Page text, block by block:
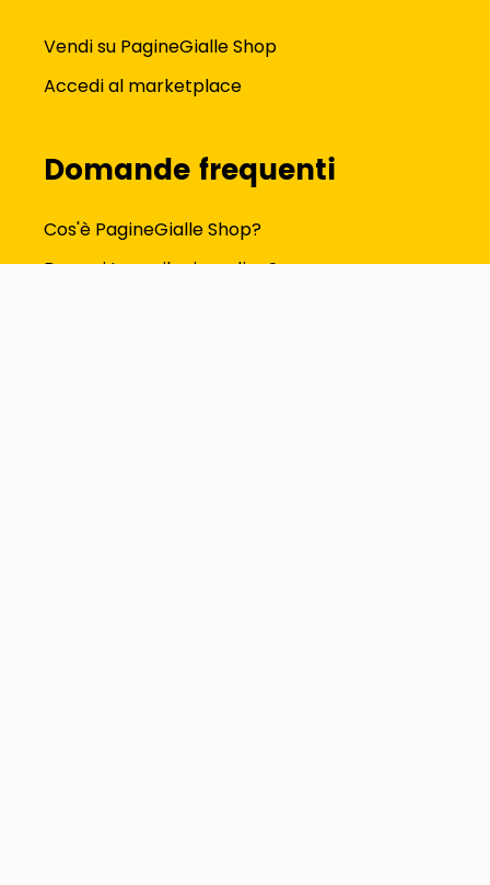
Vendi su PagineGialle Shop
Accedi al marketplace
Domande frequenti
Cos'è PagineGialle Shop?
Dove si trova il mio ordine?